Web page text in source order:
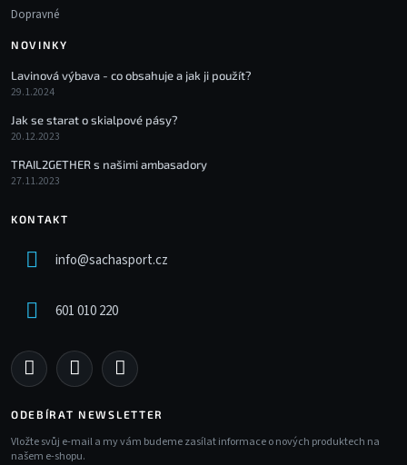
Dopravné
NOVINKY
Lavinová výbava - co obsahuje a jak ji použít?
29.1.2024
Jak se starat o skialpové pásy?
20.12.2023
TRAIL2GETHER s našimi ambasadory
27.11.2023
KONTAKT
info@sachasport.cz
601 010 220
ODEBÍRAT NEWSLETTER
Vložte svůj e-mail a my vám budeme zasílat informace o nových produktech na
našem e-shopu.